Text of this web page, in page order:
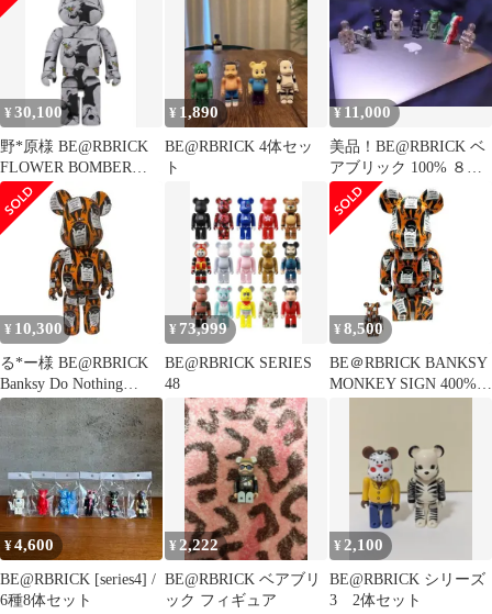
¥30,100
野*原様 BE@RBRICK
FLOWER BOMBER
1000％ Banks
¥ 1,890
BE@RBRICK 4体セッ
ト
¥ 11,000
美品！BE@RBRICK ベ
アブリック 100% ８体
セット
¥ 10,300
る*ー様 BE@RBRICK
Banksy Do Nothing
400%ベアブ
¥ 73,999
BE@RBRICK SERIES
48
¥ 8,500
BE＠RBRICK BANKSY
MONKEY SIGN 400%
¥4,600
BE@RBRICK [series4] /
6種8体セット
¥ 2,222
BE@RBRICK ベアブリ
ック フィギュア
¥ 2,100
BE@RBRICK シリーズ
3 2体セット